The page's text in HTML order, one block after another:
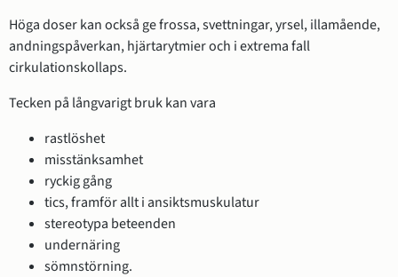
Höga doser kan också ge frossa, svettningar, yrsel, illamående,
andningspåverkan, hjärtarytmier och i extrema fall
cirkulationskollaps.
Tecken på långvarigt bruk kan vara
rastlöshet
misstänksamhet
ryckig gång
tics, framför allt i ansiktsmuskulatur
stereotypa beteenden
undernäring
sömnstörning.